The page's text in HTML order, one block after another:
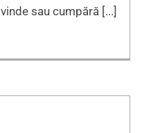
sau cumpără [...]